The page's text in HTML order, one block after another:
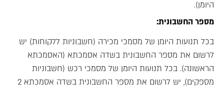
היומן).
מספר החשבונית:
בכל תנועות היומן של מסמכי מכירה (חשבוניות ללקוחות) יש
לרשום את מספר החשבונית בשדה אסמכתא (האסמכתא
הראשונה). בכל תנועות היומן של מסמכי רכש (חשבוניות
מספקים), יש לרשום את מספר החשבונית בשדה אסמכתא 2